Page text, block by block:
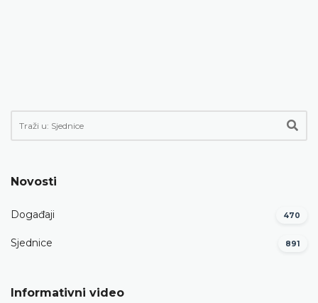
Novosti
Događaji 470
Sjednice 891
Informativni video